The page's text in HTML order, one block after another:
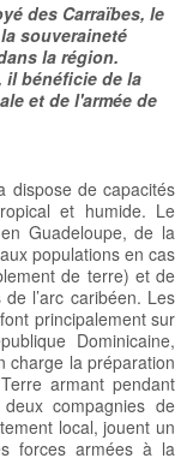
des Carraïbes, le
souveraineté
la région.
il bénéficie de la
et de l'armée de
dispose de capacités
et humide. Le
Guadeloupe, de la
populations en cas
de terre) et de
l’arc caribéen. Les
principalement sur
Dominicaine,
charge la préparation
armant pendant
compagnies de
local, jouent un
forces armées à la